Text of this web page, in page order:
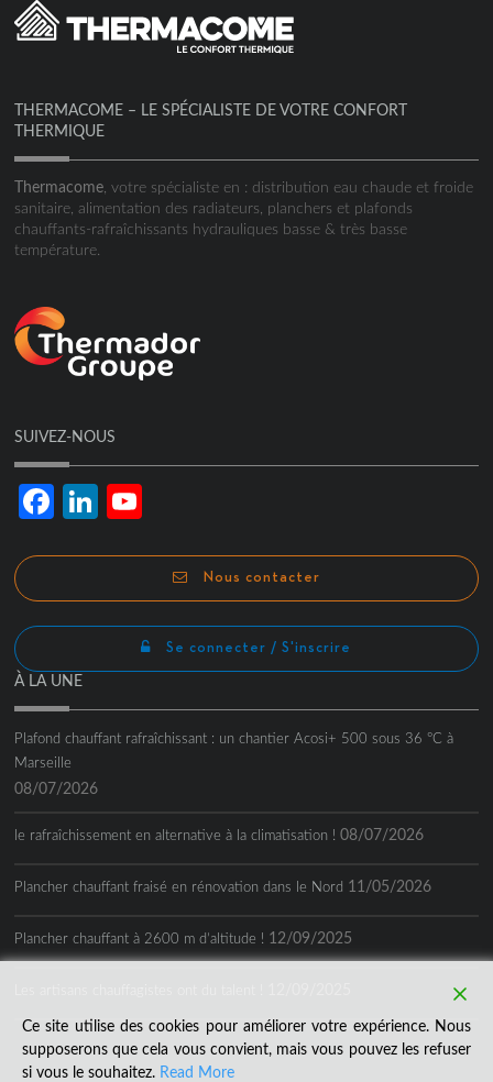
THERMACOME – LE SPÉCIALISTE DE VOTRE CONFORT
THERMIQUE
Thermacome , votre spécialiste en : distribution eau chaude et froide
sanitaire, alimentation des radiateurs, planchers et plafonds
chauffants-rafraîchissants hydrauliques basse & très basse
température.
SUIVEZ-NOUS
FacebookLinkedIn
Nous contacter
Se connecter / S'inscrire
À LA UNE
Plafond chauffant rafraîchissant : un chantier Acosi+ 500 sous 36 °C à
Marseille
08/07/2026
le rafraîchissement en alternative à la climatisation ! 08/07/2026
Plancher chauffant fraisé en rénovation dans le Nord 11/05/2026
Plancher chauffant à 2600 m d’altitude ! 12/09/2025
Ce site utilise des cookies pour améliorer votre expérience. Nous
supposerons que cela vous convient, mais vous pouvez les refuser
si vous le souhaitez. Read More